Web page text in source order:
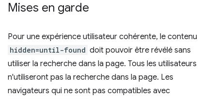
Mises en garde
Pour une expérience utilisateur cohérente, le contenu
hidden=until-found doit pouvoir être révélé sans
utiliser la recherche dans la page. Tous les utilisateurs
n'utiliseront pas la recherche dans la page. Les
navigateurs qui ne sont pas compatibles avec